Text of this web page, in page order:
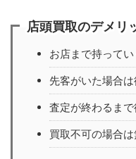
店頭買取のデメリ
お店まで持ってい
先客がいた場合は
査定が終わるまで
買取不可の場合は